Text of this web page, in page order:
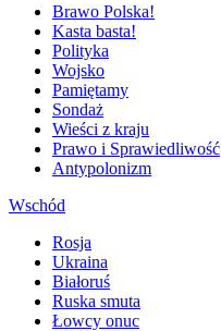
Brawo Polska!
Kasta basta!
Polityka
Wojsko
Pamiętamy
Sondaż
Wieści z kraju
Prawo i Sprawiedliwość
Antypolonizm
Wschód
Rosja
Ukraina
Białoruś
Ruska smuta
Łowcy onuc